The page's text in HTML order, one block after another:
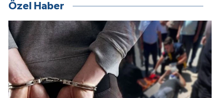
Özel Haber